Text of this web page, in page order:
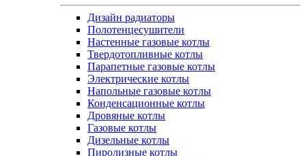
Дизайн радиаторы
Полотенцесушители
Настенные газовые котлы
Твердотопливные котлы
Парапетные газовые котлы
Электрические котлы
Напольные газовые котлы
Конденсационные котлы
Дровяные котлы
Газовые котлы
Дизельные котлы
Пиролизные котлы